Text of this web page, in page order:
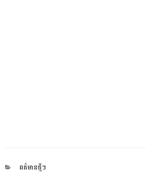
CATEGORIES
ពត៌មានថ្មីៗ